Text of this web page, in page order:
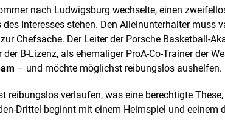
nach Ludwigsburg wechselte, einen
Interesses stehen. Den Alleinunterhalter muss
Chefsache. Der Leiter der Porsche Basketball-
B-Lizenz, als ehemaliger ProA-Co-Trainer der
– und möchte möglichst reibungslos aushelfen.
reibungslos verlaufen, was eine berechtigte
Drittel beginnt mit einem Heimspiel und eeinem